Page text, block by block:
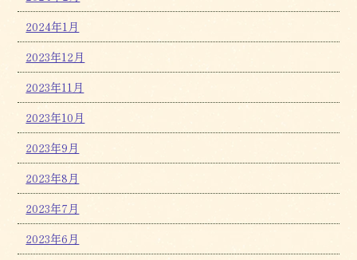
2024年1月
2023年12月
2023年11月
2023年10月
2023年9月
2023年8月
2023年7月
2023年6月